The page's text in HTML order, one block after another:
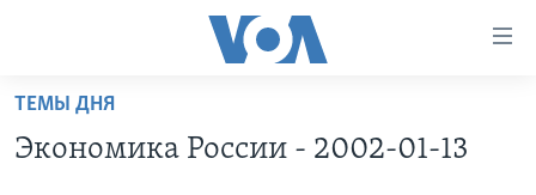
Перейти
основной
ТЕМЫ ДНЯ
Экономика России - 2002-01-13